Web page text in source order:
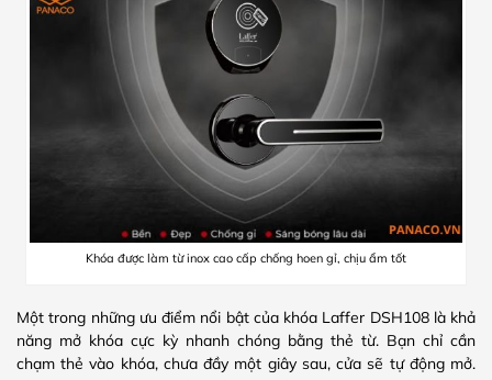
Khóa được làm từ inox cao cấp chống hoen gỉ, chịu ẩm tốt
Một trong những ưu điểm nổi bật của khóa Laffer DSH108 là khả
năng mở khóa cực kỳ nhanh chóng bằng thẻ từ. Bạn chỉ cần
chạm thẻ vào khóa, chưa đầy một giây sau, cửa sẽ tự động mở.